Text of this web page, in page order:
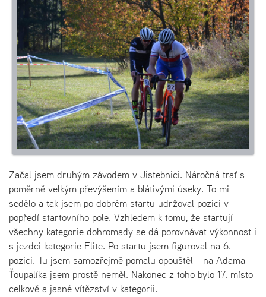
Začal jsem druhým závodem v Jistebnici. Náročná trať s
poměrně velkým převýšením a blátivými úseky. To mi
sedělo a tak jsem po dobrém startu udržoval pozici v
popředí startovního pole. Vzhledem k tomu, že startují
všechny kategorie dohromady se dá porovnávat výkonnost i
s jezdci kategorie Elite. Po startu jsem figuroval na 6.
pozici. Tu jsem samozřejmě pomalu opouštěl - na Adama
Ťoupalíka jsem prostě neměl. Nakonec z toho bylo 17. místo
celkově a jasné vítězství v kategorii.